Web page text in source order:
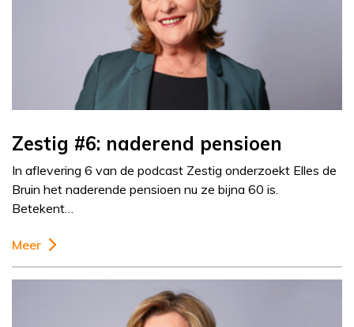
Zestig #6: naderend pensioen
In aflevering 6 van de podcast Zestig onderzoekt Elles de
Bruin het naderende pensioen nu ze bijna 60 is.
Betekent…
Meer